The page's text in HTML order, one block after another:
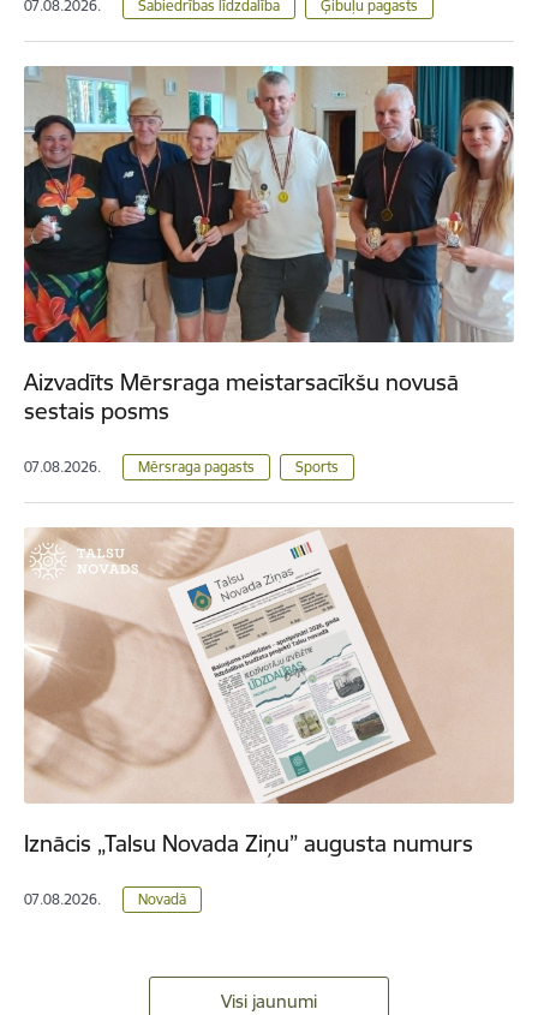
07.08.2026. Sabiedrības līdzdalība Ģibuļu pagasts
Aizvadīts Mērsraga meistarsacīkšu novusā
sestais posms
07.08.2026. Mērsraga pagasts Sports
Iznācis „Talsu Novada Ziņu” augusta numurs
07.08.2026. Novadā
Visi jaunumi